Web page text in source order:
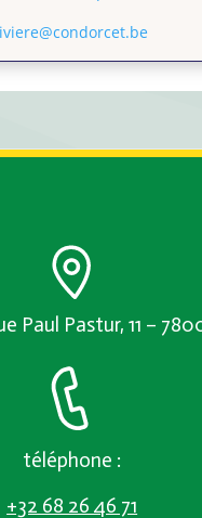
Paul Pastur, 11 –
téléphone :
+32 68 26 46 71